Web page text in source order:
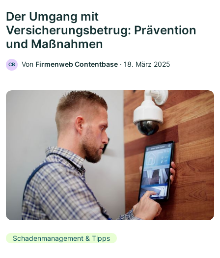
Der Umgang mit
Versicherungsbetrug: Prävention
und Maßnahmen
CB Von Firmenweb Contentbase ‧ 18. März 2025
Schadenmanagement & Tipps